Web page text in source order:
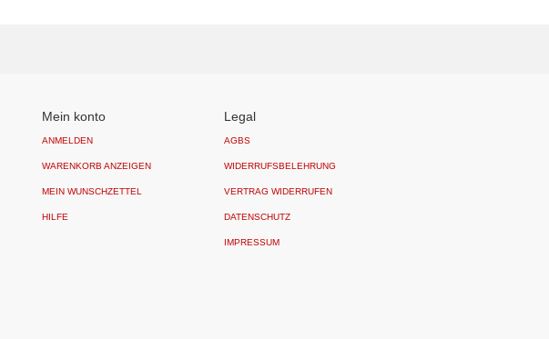
Mein konto
ANMELDEN
WARENKORB ANZEIGEN
MEIN WUNSCHZETTEL
HILFE
Legal
AGBS
WIDERRUFSBELEHRUNG
VERTRAG WIDERRUFEN
DATENSCHUTZ
IMPRESSUM